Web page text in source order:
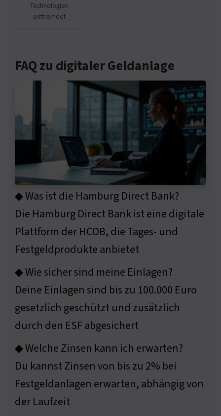
Technologien
entfremdet
FAQ zu digitaler Geldanlage
◆ Was ist die Hamburg Direct Bank?
Die Hamburg Direct Bank ist eine digitale
Plattform der HCOB, die Tages- und
Festgeldprodukte anbietet
◆ Wie sicher sind meine Einlagen?
Deine Einlagen sind bis zu 100.000 Euro
gesetzlich geschützt und zusätzlich
durch den ESF abgesichert
◆ Welche Zinsen kann ich erwarten?
Du kannst Zinsen von bis zu 2% bei
Festgeldanlagen erwarten, abhängig von
der Laufzeit